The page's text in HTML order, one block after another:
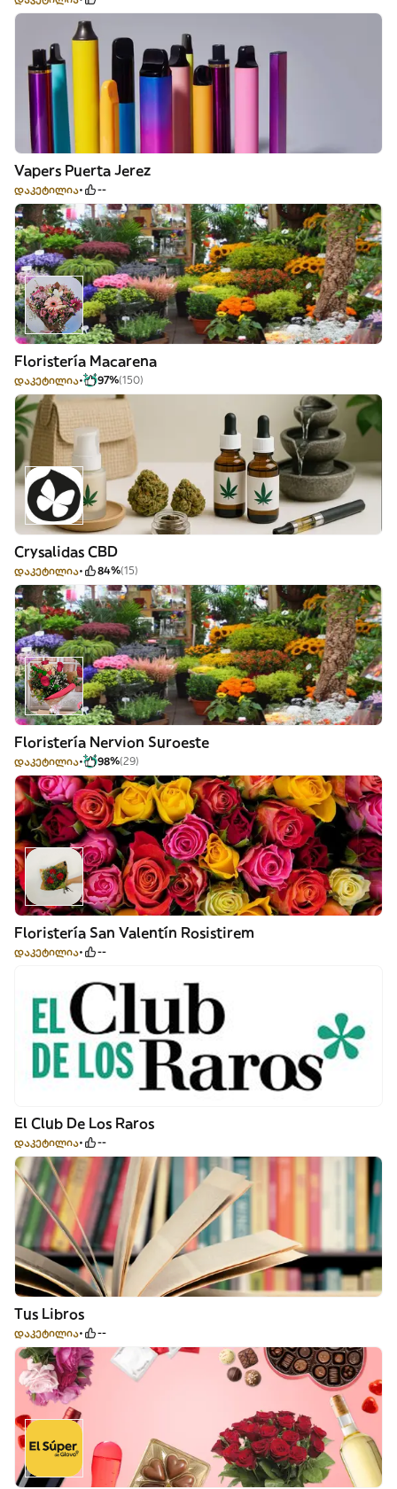
Vapers Puerta Jerez
დაკეტილია --
Floristería Macarena
დაკეტილია 97%(150)
Crysalidas CBD
დაკეტილია 84%(15)
Floristería Nervion Suroeste
დაკეტილია 98%(29)
Floristería San Valentín Rosistirem
დაკეტილია --
El Club De Los Raros
დაკეტილია --
Tus Libros
დაკეტილია --